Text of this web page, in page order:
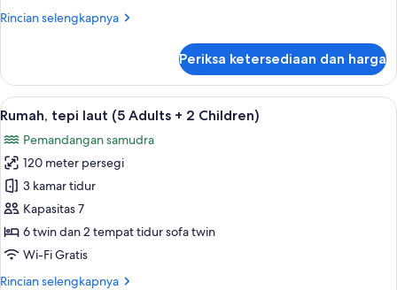
+
Rincian selengkapnya
Rincian
Rumah,
tepi
laut
Adults
+
Child)
Periksa ketersediaan dan harga
Lihat
semua
foto
untuk
Rumah,
tepi
laut
(5
13
Rumah, tepi laut (5 Adults + 2 Children)
Pemandangan samudra
120 meter persegi
3 kamar tidur
Kapasitas 7
6 twin dan 2 tempat tidur sofa twin
Wi-Fi Gratis
Rincian selengkapnya
Rincian